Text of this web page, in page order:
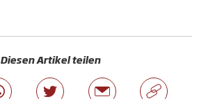
Diesen Artikel teilen